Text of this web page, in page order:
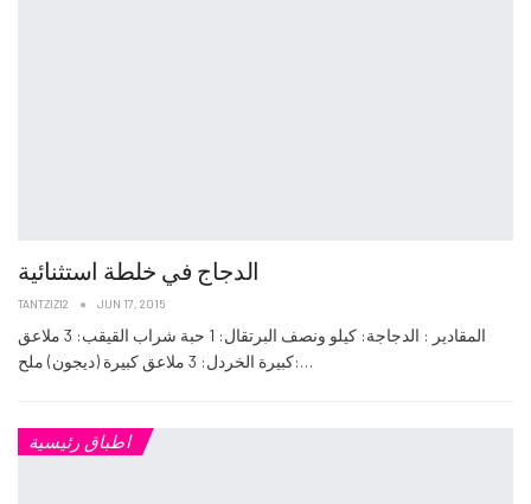
الدجاج في خلطة استثنائية
TANTZIZI2 JUN 17, 2015
المقادير : الدجاجة: كيلو ونصف البرتقال: 1 حبة شراب القيقب: 3 ملاعق
كبيرة الخردل: 3 ملاعق كبيرة (ديجون) ملح:…
اطباق رئيسية